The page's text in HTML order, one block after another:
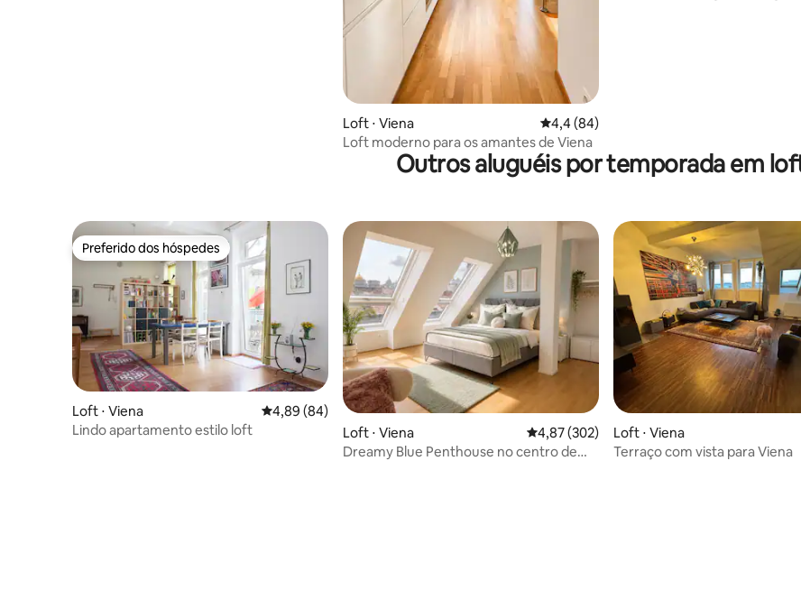
Loft ⋅ Viena 4,4 de uma avaliação média de 5, 84
4,4 (84)
Loft moderno para os amantes de Viena
Outros aluguéis por temporada em
Preferido dos hóspedes
Preferido dos hóspedes
Loft ⋅ Viena 4,89 de uma avaliação média de 5, 84 avaliações
4,89 (84)
Lindo apartamento estilo loft
Loft ⋅ Viena 4,87 de uma avaliação média de 5, 302
4,87 (302)
Dreamy Blue Penthouse no centro de
Loft ⋅ Viena
Terraço com vista para Viena